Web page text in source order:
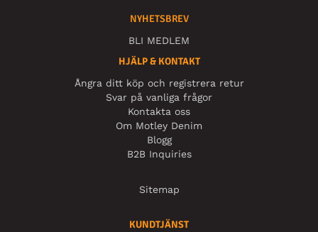
NYHETSBREV
BLI MEDLEM
HJÄLP & KONTAKT
Ångra ditt köp och registrera retur
Svar på vanliga frågor
Kontakta oss
Om Motley Denim
Blogg
B2B Inquiries
Sitemap
KUNDTJÄNST